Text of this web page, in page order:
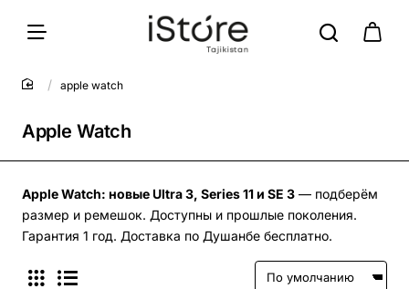
Apple Watch
apple watch
Apple Watch: новые Ultra 3, Series 11 и SE 3 — подберём
размер и ремешок. Доступны и прошлые поколения.
Гарантия 1 год. Доставка по Душанбе бесплатно.